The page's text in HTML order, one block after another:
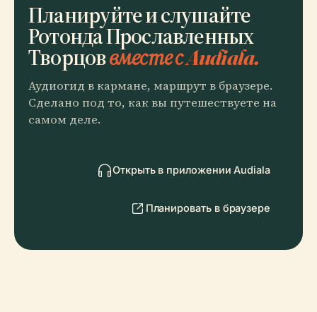
Планируйте и слушайте
Ротонда Прославленных
Творцоввместе с Audiala.
Аудиогид в кармане, маршрут в браузере.
Сделано под то, как вы путешествуете на
самом деле.
Открыть в приложении Audiala
Планировать в браузере